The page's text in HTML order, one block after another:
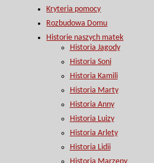
Kryteria pomocy
Rozbudowa Domu
Historie naszych matek
Historia Jagody
Historia Soni
Historia Kamili
Historia Marty
Historia Anny
Historia Luizy
Historia Arlety
Historia Lidii